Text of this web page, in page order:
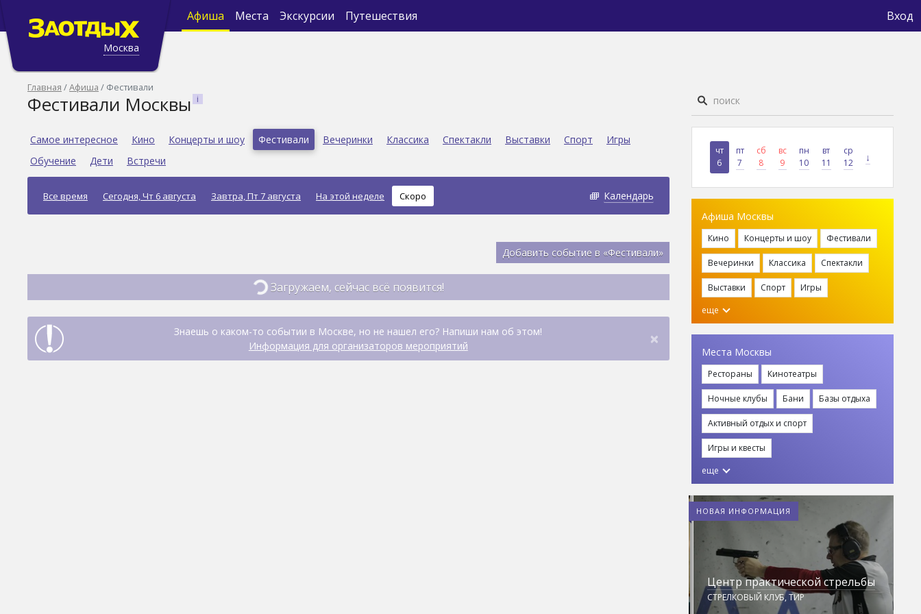
Москва
Афиша Места Экскурсии Путешествия Вход
Главная Афиша Фестивали
Фестивали Москвы
Самое интересное Кино Концерты и шоу Фестивали Вечеринки Классика Спектакли Выставки Спорт
Игры
Обучение
Дети Встречи
Все время Сегодня, Чт 6 августа Завтра, Пт 7 августа На этой неделе Скоро Календарь
Добавить событие в «Фестивали»
Загружаем, сейчас всё появится!
Знаешь о каком-то событии в Москве, но не нашел его? Напиши нам об этом!
Информация для организаторов мероприятий
×
чт
6
пт
7
сб
8
вс
9
пн
10
вт
11
ср
12
↓
Афиша Москвы
Кино Концерты и шоу Фестивали
Вечеринки Классика Спектакли
Выставки Спорт
Игры
еще
Места Москвы
Рестораны Кинотеатры
Ночные клубы Бани Базы отдыха
Активный отдых и спорт
Игры и квесты
еще
НОВАЯ ИНФОРМАЦИЯ
Центр практической стрельбы
СТРЕЛКОВЫЙ КЛУБ, ТИР